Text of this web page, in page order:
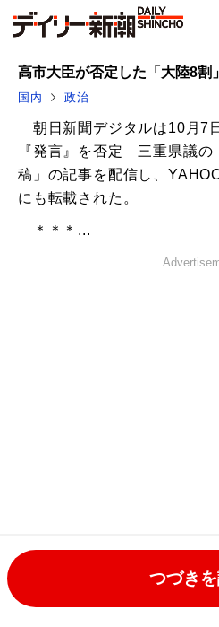
高市大臣が否定した「大陸8割
国内 政治
朝日新聞デジタルは10月7
『発言』を否定 三重県議の
稿」の記事を配信し、
にも転載された。
＊＊＊...
つづき